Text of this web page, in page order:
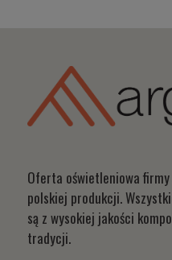
Oferta oświetleniowa
polskiej produkcji.
są z wysokiej jakości
tradycji.